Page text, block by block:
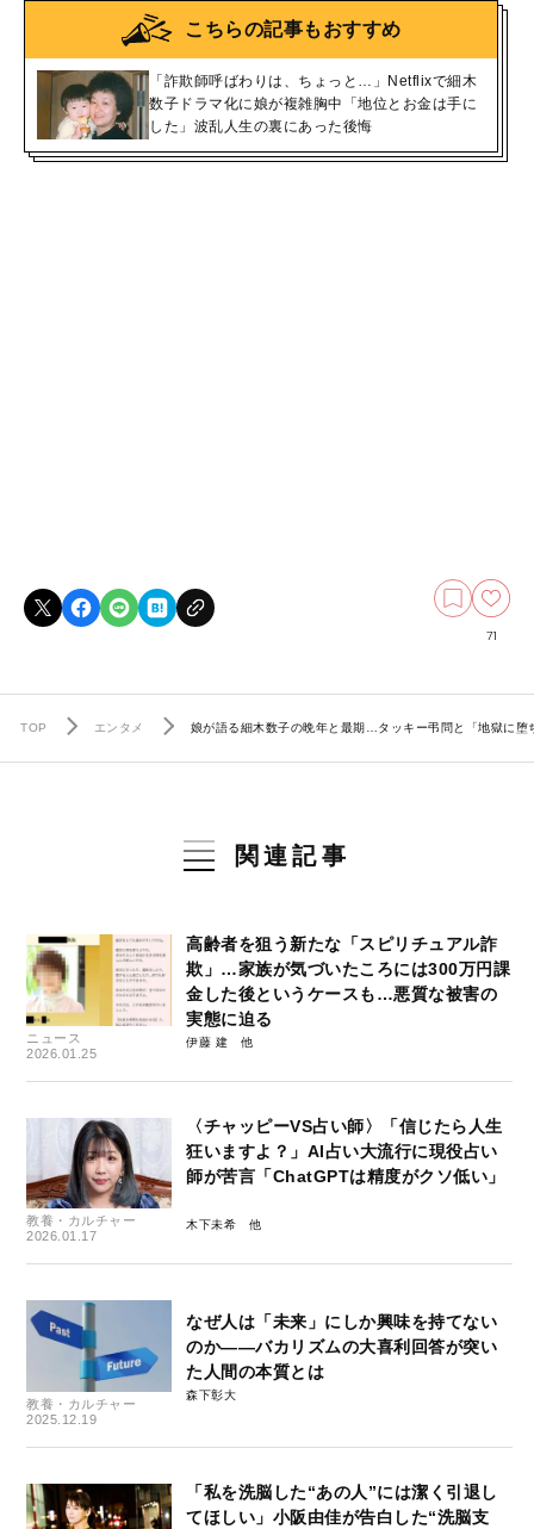
こちらの記事もおすすめ
「詐欺師呼ばわりは、ちょっと…」Netflixで細木
数子ドラマ化に娘が複雑胸中「地位とお金は手に
した」波乱人生の裏にあった後悔
71
TOP エンタメ 娘が語る細木数子の晩年と最期…タッキー弔問と「地獄に堕
関連記事
ニュース
2026.01.25
高齢者を狙う新たな「スピリチュアル詐
欺」…家族が気づいたころには300万円課
金した後というケースも…悪質な被害の
実態に迫る
伊藤 建
教養・カルチャー
2026.01.17
〈チャッピーVS占い師〉「信じたら人生
狂いますよ？」AI占い大流行に現役占い
師が苦言「ChatGPTは精度がクソ低い」
木下未希
教養・カルチャー
2025.12.19
なぜ人は「未来」にしか興味を持てない
のか――バカリズムの大喜利回答が突い
た人間の本質とは
森下彰大
「私を洗脳した“あの人”には潔く引退し
てほしい」小阪由佳が告白した“洗脳支